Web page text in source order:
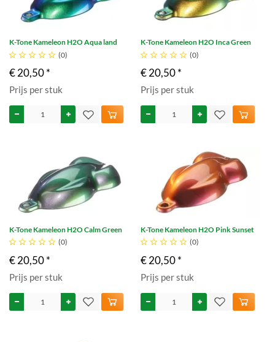
K-Tone Kameleon H2O Aqua land
     (0)
€ 20,50 *
Prijs per stuk
K-Tone Kameleon H2O Inca Green
     (0)
€ 20,50 *
Prijs per stuk
K-Tone Kameleon H2O Calm Green
     (0)
€ 20,50 *
Prijs per stuk
K-Tone Kameleon H2O Pink Sunset
     (0)
€ 20,50 *
Prijs per stuk